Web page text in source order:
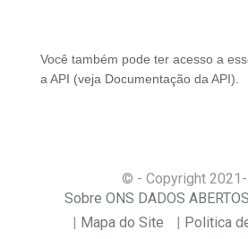
Você também pode ter acesso a
a API (veja Documentação da API ).
© - Copyright 2021
Sobre ONS DADOS ABERTOS
Mapa do Site
Politica